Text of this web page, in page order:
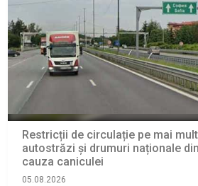
Restricții de circulație pe mai
autostrăzi și drumuri naționale
cauza caniculei
05.08.2026